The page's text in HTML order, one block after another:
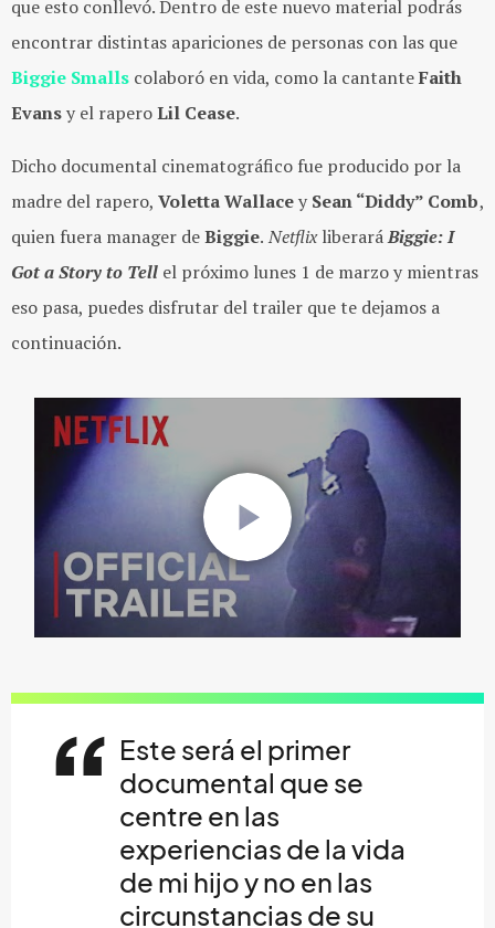
que esto conllevó. Dentro de este nuevo material podrás
encontrar distintas apariciones de personas con las que
Biggie Smalls colaboró en vida, como la cantanteFaith
Evansy el raperoLil Cease.
Dicho documental cinematográfico fue producido por la
madre del rapero, Voletta Wallacey Sean “Diddy” Comb,
quien fuera manager deBiggie. NetflixliberaráBiggie: I
Got a Story to Tell el próximo lunes 1 de marzo y mientras
eso pasa, puedes disfrutar del trailer que te dejamos a
continuación.
Este será el primer
documental que se
centre en las
experiencias de la vida
de mi hijo y no en las
circunstancias de su